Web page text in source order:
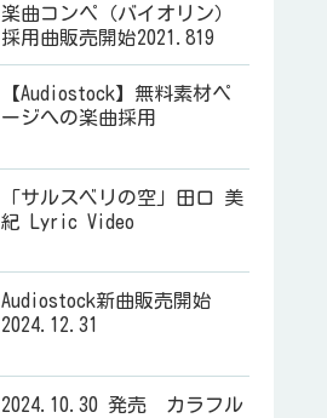
楽曲コンペ（バイオリン）
採用曲販売開始2021.819
【Audiostock】無料素材ペ
ージへの楽曲採用
「サルスベリの空」田口 美
紀 Lyric Video
Audiostock新曲販売開始
2024.12.31
2024.10.30 発売 カラフル